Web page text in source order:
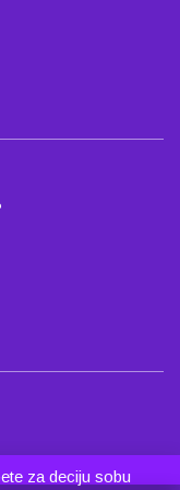
za deciju sobu